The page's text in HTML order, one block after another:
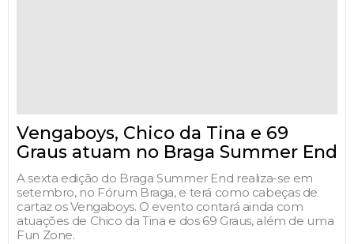
Vengaboys, Chico da Tina e 69
Graus atuam no Braga Summer End
A sexta edição do Braga Summer End realiza-se em
setembro, no Fórum Braga, e terá como cabeças de
cartaz os Vengaboys. O evento contará ainda com
atuações de Chico da Tina e dos 69 Graus, além de uma
Fun Zone.